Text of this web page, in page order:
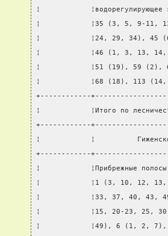
¦
¦            ¦35 (3, 5, 9-11,
¦            ¦24, 29, 34), 45
¦            ¦46 (1, 3, 13,
¦            ¦51 (19), 59
¦            ¦68 (18), 113
+------------
¦            ¦Итого по
+------------
¦            ¦
+------------
¦            ¦Прибрежные
¦            ¦1 (3, 10, 12, 13,
¦            ¦33, 37, 40, 43,
¦            ¦15, 20-23, 25,
¦            ¦49), 6 (1, 2,